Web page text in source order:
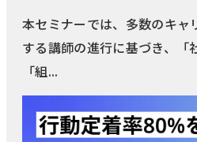
本セミナーでは、多数のキャ
する講師の進行に基づき、「
「組...